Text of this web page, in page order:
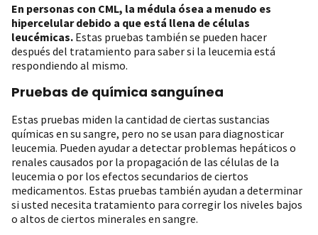
En personas con CML, la médula ósea a menudo es
hipercelular debido a que está llena de células
leucémicas. Estas pruebas también se pueden hacer
después del tratamiento para saber si la leucemia está
respondiendo al mismo.
Pruebas de química sanguínea
Estas pruebas miden la cantidad de ciertas sustancias
químicas en su sangre, pero no se usan para diagnosticar
leucemia. Pueden ayudar a detectar problemas hepáticos o
renales causados por la propagación de las células de la
leucemia o por los efectos secundarios de ciertos
medicamentos. Estas pruebas también ayudan a determinar
si usted necesita tratamiento para corregir los niveles bajos
o altos de ciertos minerales en sangre.